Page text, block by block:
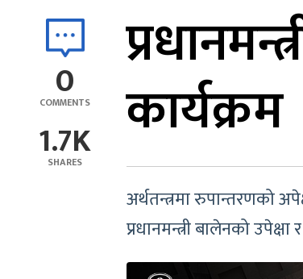
0
COMMENTS
1.7K
SHARES
कार्यक्रम
अर्थतन्त्रमा रुपान्तरणको
प्रधानमन्त्री बालेनको